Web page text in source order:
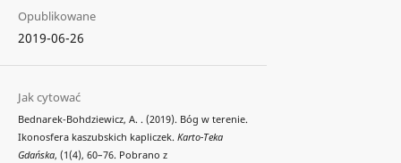
Opublikowane
2019-06-26
Jak cytować
Bednarek-Bohdziewicz, A. . (2019). Bóg w terenie.
Ikonosfera kaszubskich kapliczek. Karto-Teka
Gdańska, (1(4), 60–76. Pobrano z